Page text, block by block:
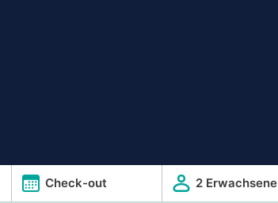
Check-out 2 Erwachsene